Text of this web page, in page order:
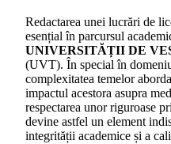
Redactarea unei lucrări de
esențial în parcursul
UNIVERSITĂȚII DE
(UVT). În special în
complexitatea temelor
impactul acestora asupra
respectarea unor riguroase
devine astfel un element
integrității academice și a